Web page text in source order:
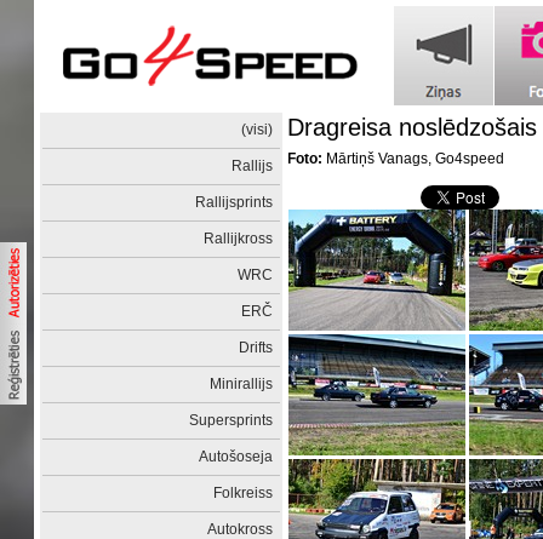
(visi)
Rallijs
Rallijsprints
Rallijkross
WRC
ERČ
Drifts
Minirallijs
Supersprints
Autošoseja
Folkreiss
Autokross
Dragreisa
Foto: Mārtiņš Vanags, Go4speed